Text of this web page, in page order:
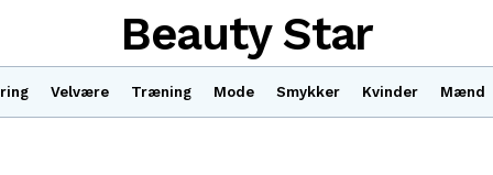
Velvære Træning Mode Smykker Kvinder Mænd
Beauty Star